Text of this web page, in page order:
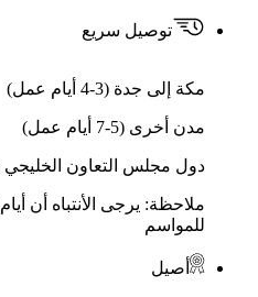
توصيل سريع
مكة إلى جدة (3-4 أيام عمل)
مدن أخرى (5-7 أيام عمل)
دول مجلس التعاون الخليجي (8-10 أيام
ملاحظة: يرجى الأنتباه أن
للمواسم
أصيل